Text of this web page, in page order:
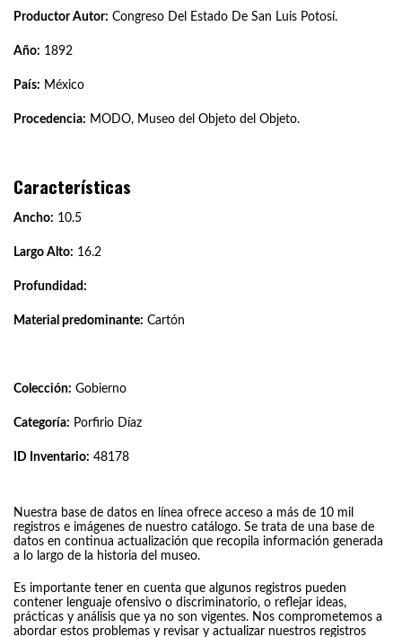
Productor Autor: Congreso Del Estado De San Luis Potosí.
Año: 1892
País: México
Procedencia: MODO, Museo del Objeto del Objeto.
Características
Ancho: 10.5
Largo Alto: 16.2
Profundidad:
Material predominante: Cartón
Colección: Gobierno
Categoría: Porfirio Díaz
ID Inventario: 48178
Nuestra base de datos en línea ofrece acceso a más de 10 mil
registros e imágenes de nuestro catálogo. Se trata de una base de
datos en continua actualización que recopila información generada
a lo largo de la historia del museo.
Es importante tener en cuenta que algunos registros pueden
contener lenguaje ofensivo o discriminatorio, o reflejar ideas,
prácticas y análisis que ya no son vigentes. Nos comprometemos a
abordar estos problemas y revisar y actualizar nuestros registros